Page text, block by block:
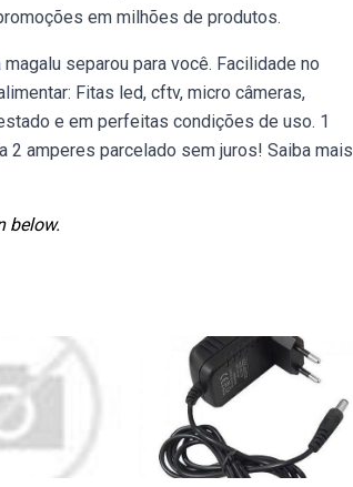
em milhões de produtos.
separou para você. Facilidade no
Fitas led, cftv, micro câmeras,
e em perfeitas condições de uso. 1
2 amperes parcelado sem juros! Saiba mais
below.